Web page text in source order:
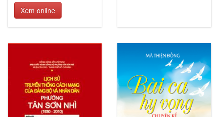
Xem online